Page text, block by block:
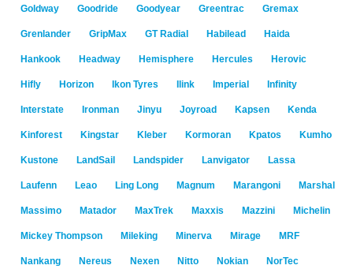
Goldway Goodride Goodyear Greentrac Gremax
Grenlander GripMax GT Radial Habilead Haida
Hankook Headway Hemisphere Hercules Herovic
Hifly Horizon Ikon Tyres Ilink Imperial Infinity
Interstate Ironman Jinyu Joyroad Kapsen Kenda
Kinforest Kingstar Kleber Kormoran Kpatos Kumho
Kustone LandSail Landspider Lanvigator Lassa
Laufenn Leao Ling Long Magnum Marangoni Marshal
Massimo Matador MaxTrek Maxxis Mazzini Michelin
Mickey Thompson Mileking Minerva Mirage MRF
Nankang Nereus Nexen Nitto Nokian NorTec